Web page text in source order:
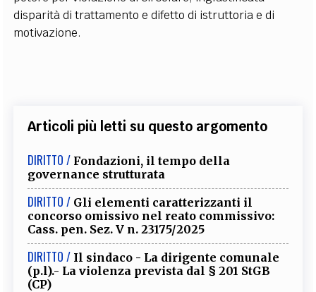
disparità di trattamento e difetto di istruttoria e di
motivazione.
Articoli più letti su questo argomento
DIRITTO / Fondazioni, il tempo della
governance strutturata
DIRITTO / Gli elementi caratterizzanti il
concorso omissivo nel reato commissivo:
Cass. pen. Sez. V n. 23175/2025
DIRITTO / Il sindaco - La dirigente comunale
(p.l).- La violenza prevista dal § 201 StGB
(CP)